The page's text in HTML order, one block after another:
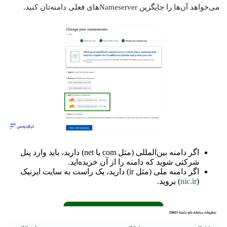
می‌خواهد آن‌ها را جایگزین Nameserverهای فعلی دامنه‌تان کنید.
اگر دامنه بین‌المللی (مثل com یا net) دارید، باید وارد پنل
شرکتی شوید که دامنه را از آن خریده‌اید.
اگر دامنه ملی (مثل ir) دارید، یک راست به سایت ایرنیک
(
nic.ir) بروید.